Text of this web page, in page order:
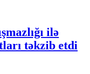
ilə
təkzib etdi